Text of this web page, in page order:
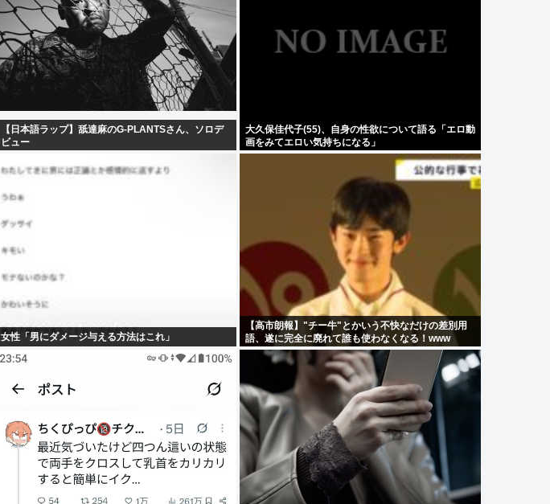
【日本語ラップ】舐達麻のG-PLANTSさん、ソロデ
ビュー
大久保佳代子(55)、自身の性欲について語る「エロ動
画をみてエロい気持ちになる」
女性「男にダメージ与える方法はこれ」
【高市朗報】"チー牛"とかいう不快なだけの差別用
語、遂に完全に廃れて誰も使わなくなる！www